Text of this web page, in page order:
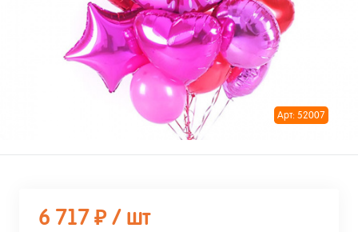
Арт: 52007
6 717 ₽ / шт